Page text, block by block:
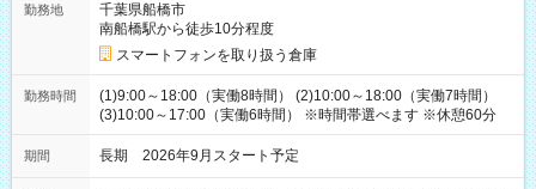
勤務地
千葉県船橋市
南船橋駅から徒歩10分程度
スマートフォンを取り扱う倉庫
勤務時間
(1)9:00～18:00（実働8時間） (2)10:00～18:00（実働7時間）
(3)10:00～17:00（実働6時間） ※時間帯選べます ※休憩60分
期間 長期 2026年9月スタート予定